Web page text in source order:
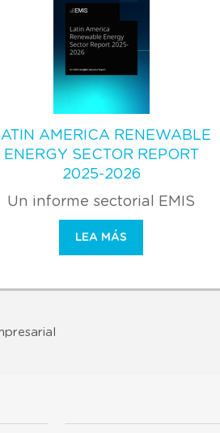
AMERICA RENEWABLE
ENERGY SECTOR REPORT
2025-2026
Un informe sectorial EMIS
LEA MÁS